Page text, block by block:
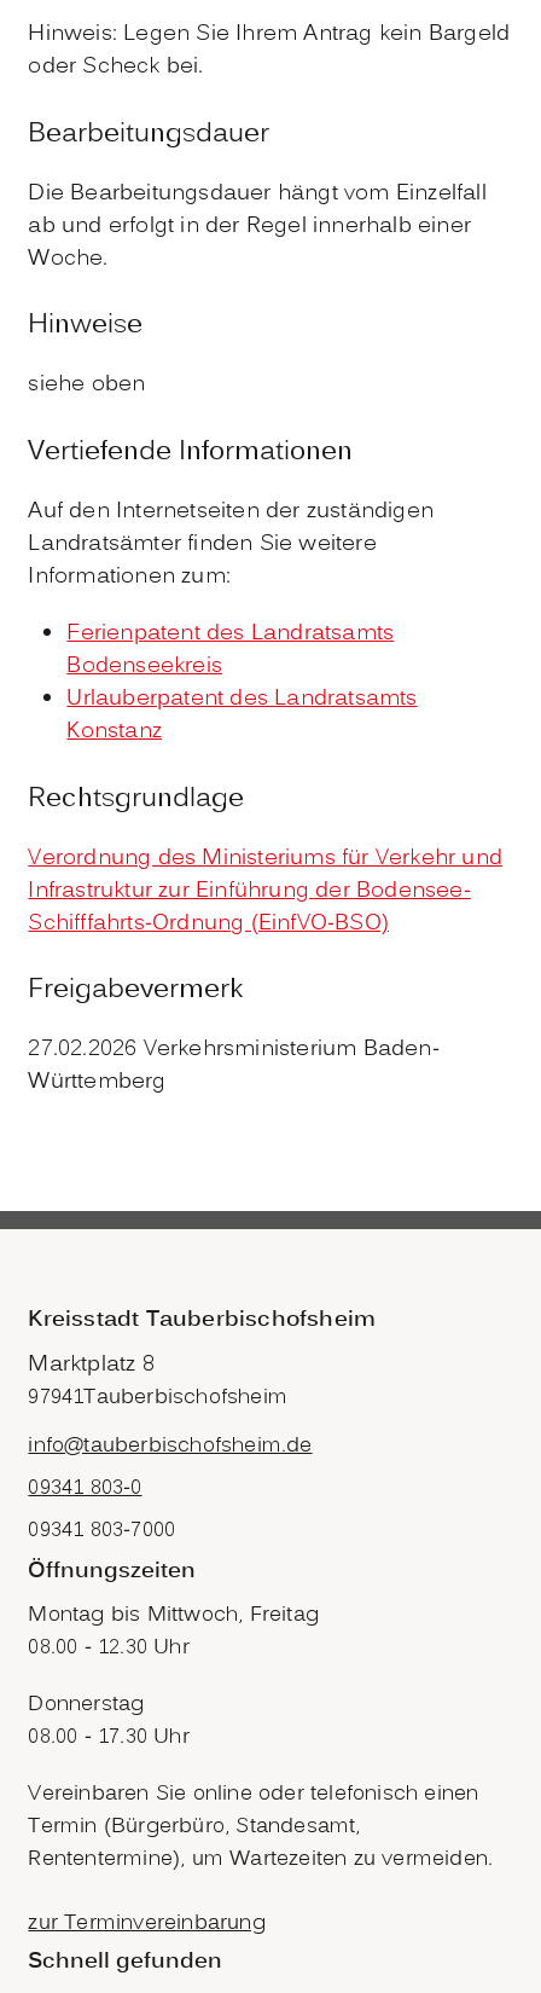
Hinweis: Legen Sie Ihrem Antrag kein Bargeld
oder Scheck bei.
Bearbeitungsdauer
Die Bearbeitungsdauer hängt vom Einzelfall
ab und erfolgt in der Regel innerhalb einer
Woche.
Hinweise
siehe oben
Vertiefende Informationen
Auf den Internetseiten der zuständigen
Landratsämter finden Sie weitere
Informationen zum:
Ferienpatent des Landratsamts
Bodenseekreis
Urlauberpatent des Landratsamts
Konstanz
Rechtsgrundlage
Verordnung des Ministeriums für Verkehr und
Infrastruktur zur Einführung der Bodensee-
Schifffahrts-Ordnung (EinfVO-BSO)
Freigabevermerk
27.02.2026 Verkehrsministerium Baden-
Württemberg
Kreisstadt Tauberbischofsheim
Marktplatz 8
97941Tauberbischofsheim
info@tauberbischofsheim.de
09341 803-0
09341 803-7000
Öffnungszeiten
Montag bis Mittwoch, Freitag
08.00 - 12.30 Uhr
Donnerstag
08.00 - 17.30 Uhr
Vereinbaren Sie online oder telefonisch einen
Termin (Bürgerbüro, Standesamt,
Rententermine), um Wartezeiten zu vermeiden.
zur Terminvereinbarung
Schnell gefunden